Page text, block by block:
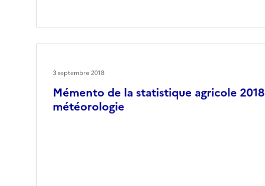
Mémento de la statistique agricole 2018
météorologie
3 septembre 2018